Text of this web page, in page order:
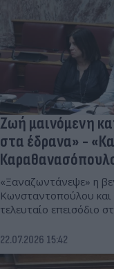
Ζωή μαινόμενη
στα έδρανα» -
«Ξαναζωντάνεψε» η
Κωνσταντοπούλου
τελευταίο επεισόδιο
22.07.2026 15:42